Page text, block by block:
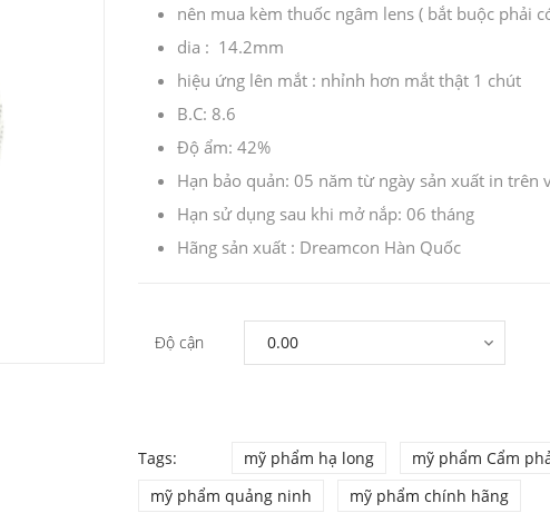
nên mua kèm thuốc ngâm lens ( bắt buộc phải
dia : 14.2mm
hiệu ứng lên mắt : nhỉnh hơn mắt thật 1 chút
B.C: 8.6
Độ ẩm: 42%
Hạn bảo quản: 05 năm từ ngày sản xuất in trên
Hạn sử dụng sau khi mở nắp: 06 tháng
Hãng sản xuất : Dreamcon Hàn Quốc
Độ cận
Tags: mỹ phẩm hạ long
mỹ phẩm Cẩm
mỹ phẩm quảng ninh
mỹ phẩm chính hãng